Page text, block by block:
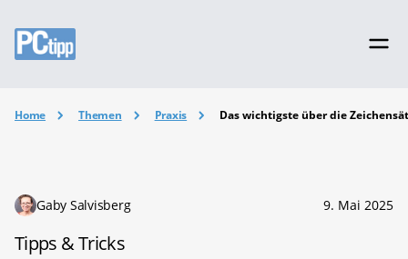
Home Themen Praxis Das wichtigste über die
Gaby Salvisberg 9. Mai 2025
Tipps & Tricks